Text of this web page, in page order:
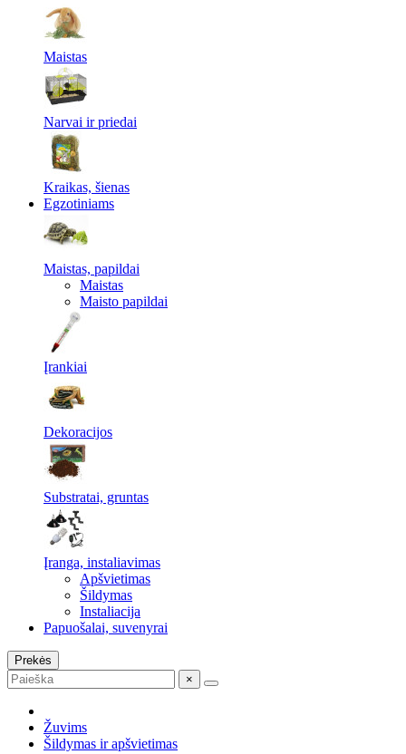
Maistas
Narvai ir priedai
Kraikas, šienas
Egzotiniams
Maistas, papildai
Maistas
Maisto papildai
Įrankiai
Dekoracijos
Substratai, gruntas
Įranga, instaliavimas
Apšvietimas
Šildymas
Instaliacija
Papuošalai, suvenyrai
Prekės
×
Žuvims
Šildymas ir apšvietimas